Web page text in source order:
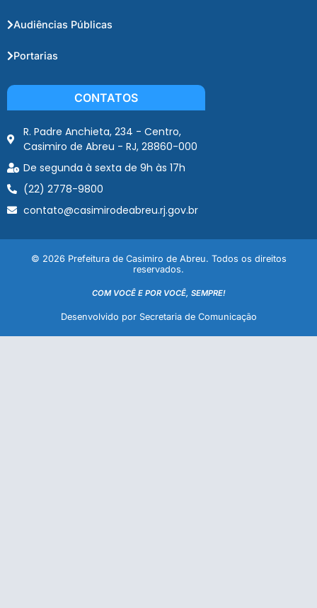
Audiências Públicas
Portarias
CONTATOS
R. Padre Anchieta, 234 - Centro,
Casimiro de Abreu - RJ, 28860-000
De segunda à sexta de 9h às 17h
(22) 2778-9800
contato@casimirodeabreu.rj.gov.br
© 2026 Prefeitura de Casimiro de Abreu. Todos os direitos
reservados.
COM VOCÊ E POR VOCÊ, SEMPRE!
Desenvolvido por Secretaria de Comunicação